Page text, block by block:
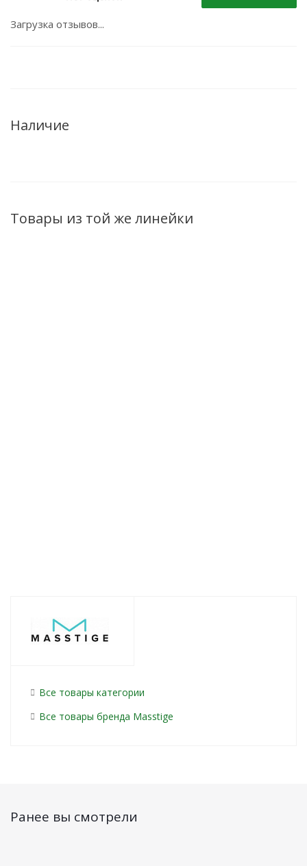
Загрузка отзывов...
Наличие
Товары из той же линейки
Все товары категории
Все товары бренда Masstige
Ранее вы смотрели